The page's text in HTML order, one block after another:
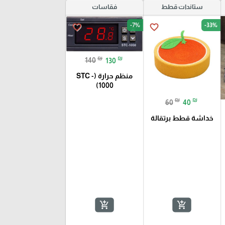
ستاندات قطط
favorite_border -33%
60 ₪ 40 ₪
خداشة قطط برتقالة
add_shopping_cart
فقاسات
favorite_border -7%
140 ₪ 130 ₪
منظم حرارة (STC -
1000)
add_shopping_cart